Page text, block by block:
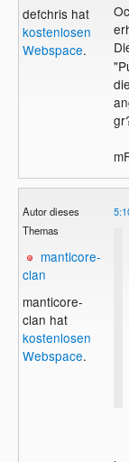
defchris hat
kostenlosen
Webspace.
Autor dieses
Themas
manticore-
clan
manticore-
clan hat
kostenlosen
Webspace.